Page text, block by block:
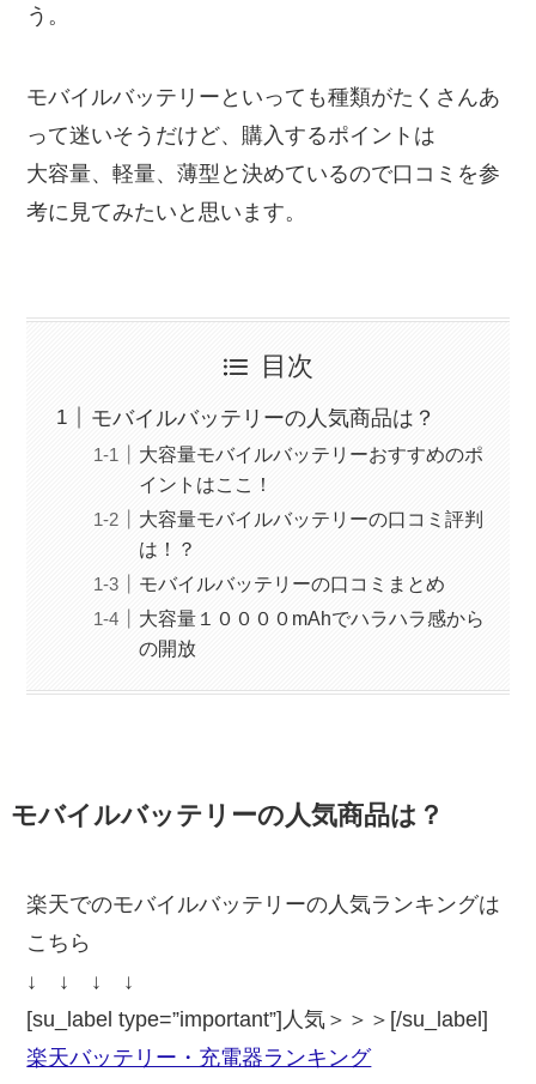
う。
モバイルバッテリーといっても種類がたくさんあ
って迷いそうだけど、購入するポイントは
大容量、軽量、薄型と決めているので口コミを参
考に見てみたいと思います。
目次
モバイルバッテリーの人気商品は？
大容量モバイルバッテリーおすすめのポ
イントはここ！
大容量モバイルバッテリーの口コミ評判
は！？
モバイルバッテリーの口コミまとめ
大容量１００００mAhでハラハラ感から
の開放
モバイルバッテリーの人気商品は？
楽天でのモバイルバッテリーの人気ランキングは
こちら
↓ ↓ ↓ ↓
[su_label type=”important”]人気＞＞＞[/su_label]
楽天バッテリー・充電器ランキング